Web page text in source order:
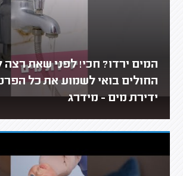
המים ירדו? חכי! לפני שאת רצה
החולים בואי לשמוע את כל
ידירת מים - מידרג